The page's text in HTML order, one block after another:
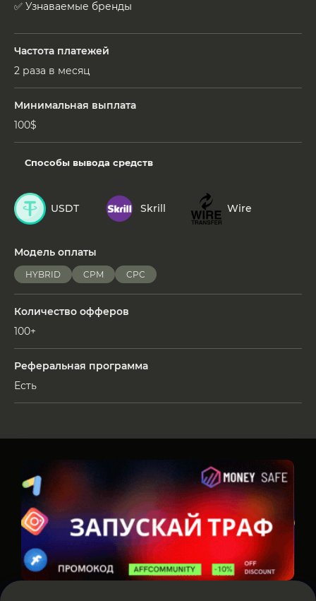
✅ Узнаваемые бренды
Частота платежей
2 раза в месяц
Минимальная выплата
100$
Способы вывода средств
USDT Skrill Wire
Модель оплаты
HYBRID CPM CPC
Количество офферов
100+
Реферальная программа
Есть